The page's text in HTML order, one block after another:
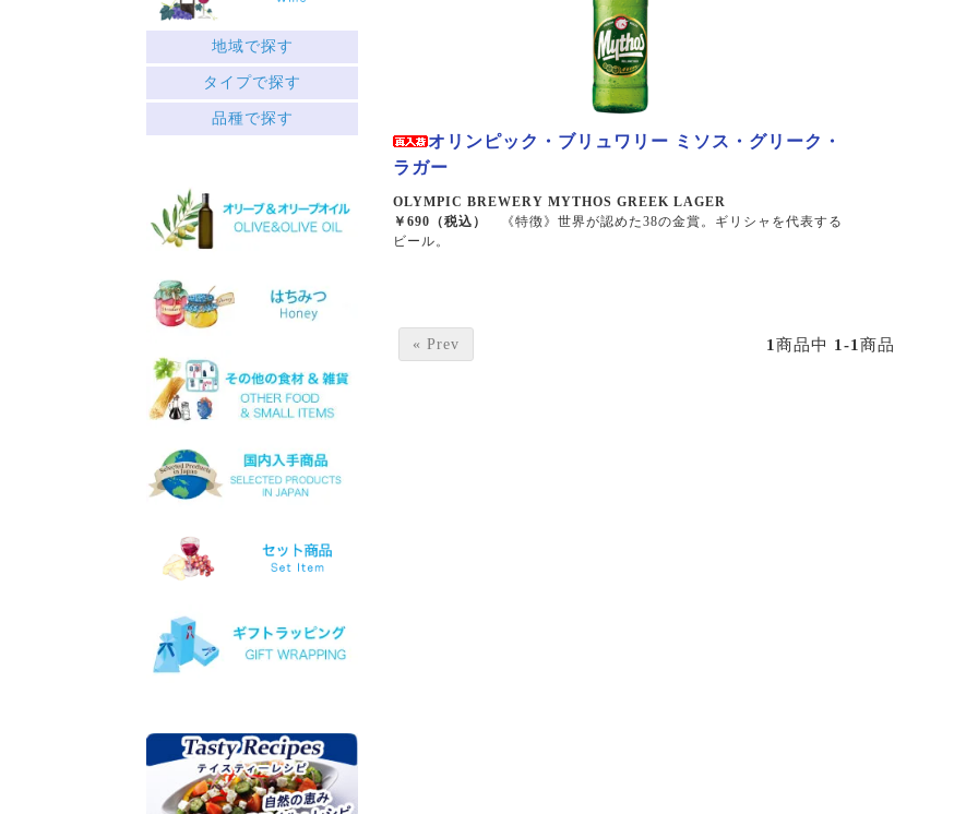
オリンピック・ブリュワリー ミソス・グリーク・
ラガー
OLYMPIC BREWERY MYTHOS GREEK LAGER
￥690（税込）
《特徴》世界が認めた38の金賞。ギリシャを代表する
ビール。
« Prev 1商品中 1-1商品
地域で探す
ギリシャ北部
中央ギリシャ
ペロポネソス半島とイオニ
ア諸島
タイプで探す
赤
├ミディアムボディ
├リッチ
├フルーティー
スパークリング
デザート
ワインセット
品種で探す
サヴァティアノ
アシリティコ
マスカット
キドニツァ
ロボラ
ヴィディアノ
ヴィラナ
マスカットオブスピナ
ガイドゥリア
アイダニ
モスコフィレロ
ゲヴェルツトラミネール
ミュスカ・ブラン・ア・プ
ティ・グラン
クシノマブロ
アギヨルギティコ
マヴロ クンドゥラ オブ キ